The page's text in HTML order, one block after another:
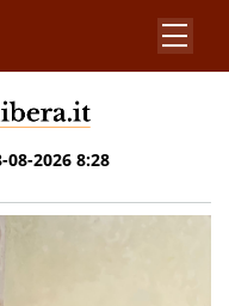
08-2026 8:28